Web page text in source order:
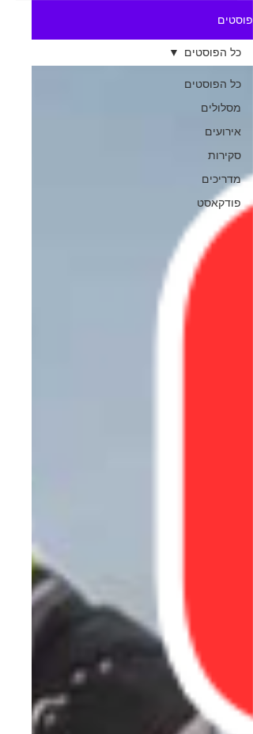
פוסטים
כל הפוסטים
מסלולים
אירועים
סקירות
מדריכים
פודקאסט
כל הפוסטים